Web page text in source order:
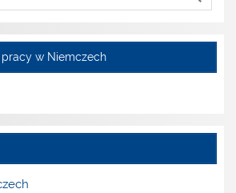
w Niemczech